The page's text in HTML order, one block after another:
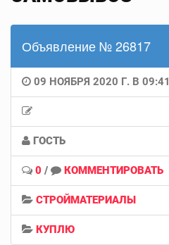
Объявление № 26817
09 НОЯБРЯ 2020 Г. В 09:41
ГОСТЬ
0 / КОММЕНТИРОВАТЬ
СТРОЙМАТЕРИАЛЫ
КУПЛЮ